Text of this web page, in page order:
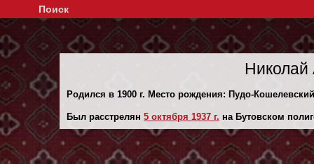
Поиск
Николай
Родился в 1900 г. Место рождения: Пудо-
Был расстрелян 5 октября 1937 г. на Бутовском